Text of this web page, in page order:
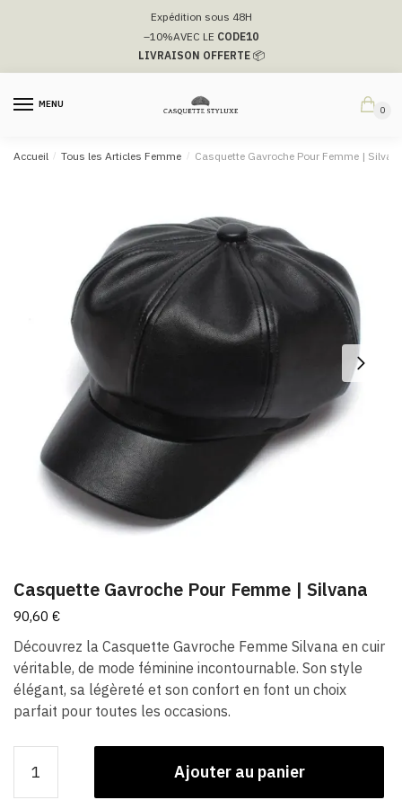
navigation
Expédition sous 48H
–10%AVEC LE CODE10
LIVRAISON OFFERTE📦
MENU
0
Accueil / Tous les Articles Femme / Casquette Gavroche Pour Femme​ |
Casquette Gavroche Pour Femme​ | Silvana
90,60 €
Découvrez la Casquette Gavroche Femme Silvana en cuir
véritable, de mode féminine incontournable. Son style
élégant, sa légèreté et son confort en font un choix
parfait pour toutes les occasions.
Casquette
Ajouter au panier